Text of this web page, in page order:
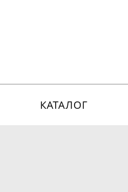
КАТАЛОГ